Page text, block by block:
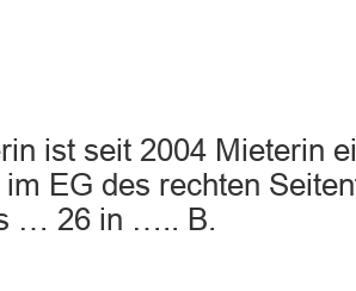
ist seit 2004 Mieterin
EG des rechten
… 26 in ….. B.